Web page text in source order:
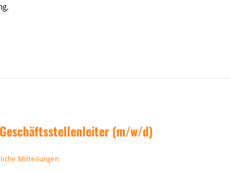
(m/w/d)
Mitteilungen